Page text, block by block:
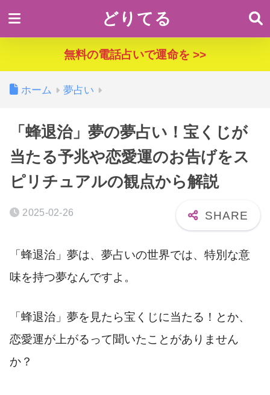
どりてる
無料の電話占いで運命を >>
ホーム 夢占い
「蜂退治」夢の夢占い！宝くじが
当たる予兆や恋愛運のお告げをス
ピリチュアルの観点から解説
2025-02-26
「蜂退治」夢は、夢占いの世界では、特別な意
味を持つ夢なんですよ。
「蜂退治」夢を見たら宝くじに当たる！とか、
恋愛運が上がるって聞いたことがありません
か？